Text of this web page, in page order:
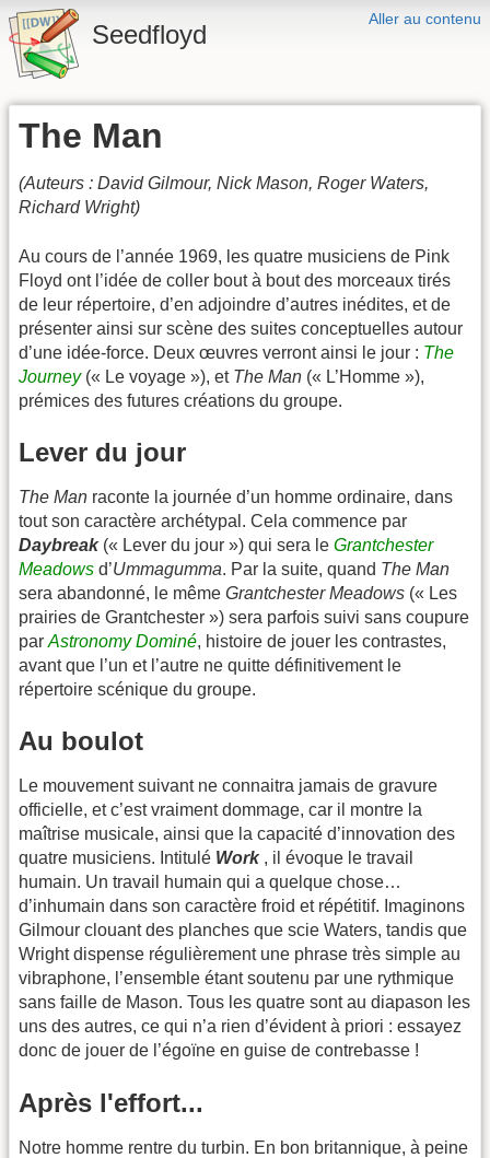
Aller au contenu
Seedfloyd
The Man
(Auteurs : David Gilmour, Nick Mason, Roger Waters,
Richard Wright)
Au cours de l’année 1969, les quatre musiciens de Pink
Floyd ont l’idée de coller bout à bout des morceaux tirés
de leur répertoire, d’en adjoindre d’autres inédites, et de
présenter ainsi sur scène des suites conceptuelles autour
d’une idée-force. Deux œuvres verront ainsi le jour : The
Journey(« Le voyage »), et The Man (« L’Homme »),
prémices des futures créations du groupe.
Lever du jour
The Man raconte la journée d’un homme ordinaire, dans
tout son caractère archétypal. Cela commence par
Daybreak(« Lever du jour ») qui sera le Grantchester
Meadows d’Ummagumma. Par la suite, quand The Man
sera abandonné, le même Grantchester Meadows (« Les
prairies de Grantchester ») sera parfois suivi sans coupure
par Astronomy Dominé, histoire de jouer les contrastes,
avant que l’un et l’autre ne quitte définitivement le
répertoire scénique du groupe.
Au boulot
Le mouvement suivant ne connaitra jamais de gravure
officielle, et c’est vraiment dommage, car il montre la
maîtrise musicale, ainsi que la capacité d’innovation des
quatre musiciens. Intitulé Work, il évoque le travail
humain. Un travail humain qui a quelque chose…
d’inhumain dans son caractère froid et répétitif. Imaginons
Gilmour clouant des planches que scie Waters, tandis que
Wright dispense régulièrement une phrase très simple au
vibraphone, l’ensemble étant soutenu par une rythmique
sans faille de Mason. Tous les quatre sont au diapason les
uns des autres, ce qui n’a rien d’évident à priori : essayez
donc de jouer de l’égoïne en guise de contrebasse !
Après l'effort...
Notre homme rentre du turbin. En bon britannique, à peine